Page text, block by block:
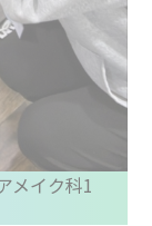
メイク科1